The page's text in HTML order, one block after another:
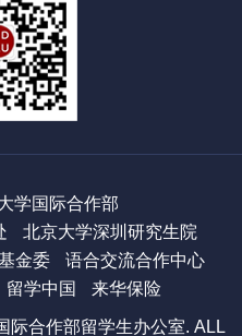
学国际合作部
北京大学深圳研究生院
金委
语合交流合作中心
留学中国 来华保险
际合作部留学生办公室. ALL